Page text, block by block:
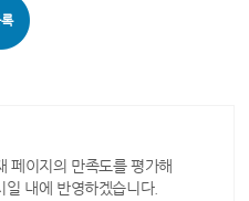
페이지의 만족도를 평가해
내에 반영하겠습니다.